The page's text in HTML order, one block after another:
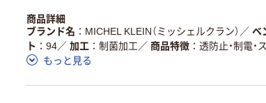
商品詳細
ブランド名
MICHEL KLEIN（ミッシェルクラン） ／ ベ
ト
94／ 加工 制菌加工 ／ 商品特徴
透防止・制電・
もっと見る